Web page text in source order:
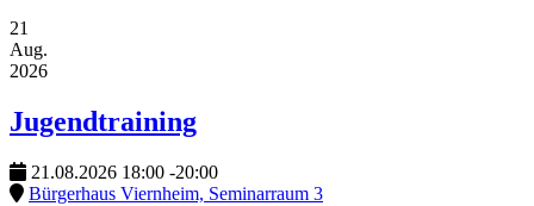
21
Aug.
2026
Jugendtraining
21.08.2026 18:00 -20:00
Bürgerhaus Viernheim, Seminarraum 3